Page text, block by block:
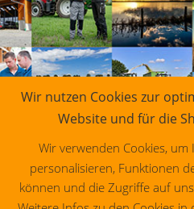
Wir nutzen Cookies zur
Website und für die
Wir verwenden Cookies,
personalisieren, Funktionen
können und die Zugriffe auf